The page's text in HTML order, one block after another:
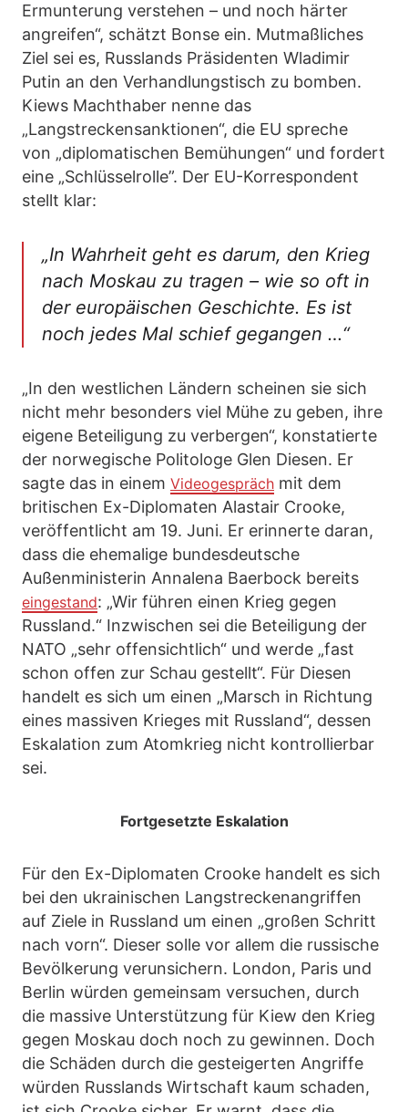
Ermunterung verstehen – und noch härter
angreifen“, schätzt Bonse ein. Mutmaßliches
Ziel sei es, Russlands Präsidenten Wladimir
Putin an den Verhandlungstisch zu bomben.
Kiews Machthaber nenne das
„Langstreckensanktionen“, die EU spreche
von „diplomatischen Bemühungen“ und fordert
eine „Schlüsselrolle”. Der EU-Korrespondent
stellt klar:
„In Wahrheit geht es darum, den Krieg
nach Moskau zu tragen – wie so oft in
der europäischen Geschichte. Es ist
noch jedes Mal schief gegangen …“
„In den westlichen Ländern scheinen sie sich
nicht mehr besonders viel Mühe zu geben, ihre
eigene Beteiligung zu verbergen“, konstatierte
der norwegische Politologe Glen Diesen. Er
sagte das in einem Videogespräch mit dem
britischen Ex-Diplomaten Alastair Crooke,
veröffentlicht am 19. Juni. Er erinnerte daran,
dass die ehemalige bundesdeutsche
Außenministerin Annalena Baerbock bereits
eingestand: „Wir führen einen Krieg gegen
Russland.“ Inzwischen sei die Beteiligung der
NATO „sehr offensichtlich“ und werde „fast
schon offen zur Schau gestellt“. Für Diesen
handelt es sich um einen „Marsch in Richtung
eines massiven Krieges mit Russland“, dessen
Eskalation zum Atomkrieg nicht kontrollierbar
sei.
Fortgesetzte Eskalation
Für den Ex-Diplomaten Crooke handelt es sich
bei den ukrainischen Langstreckenangriffen
auf Ziele in Russland um einen „großen Schritt
nach vorn“. Dieser solle vor allem die russische
Bevölkerung verunsichern. London, Paris und
Berlin würden gemeinsam versuchen, durch
die massive Unterstützung für Kiew den Krieg
gegen Moskau doch noch zu gewinnen. Doch
die Schäden durch die gesteigerten Angriffe
würden Russlands Wirtschaft kaum schaden,